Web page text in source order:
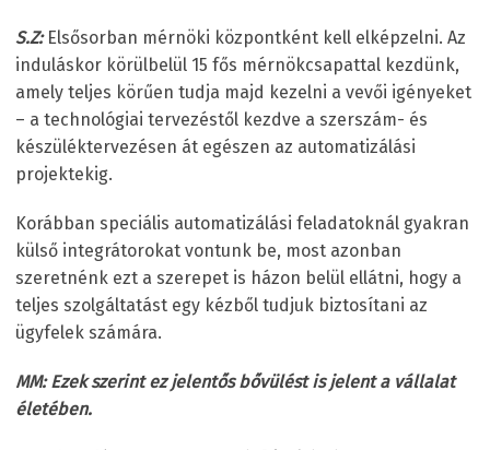
S.Z: Elsősorban mérnöki központként kell elképzelni. Az
induláskor körülbelül 15 fős mérnökcsapattal kezdünk,
amely teljes körűen tudja majd kezelni a vevői igényeket
– a technológiai tervezéstől kezdve a szerszám- és
készüléktervezésen át egészen az automatizálási
projektekig.
Korábban speciális automatizálási feladatoknál gyakran
külső integrátorokat vontunk be, most azonban
szeretnénk ezt a szerepet is házon belül ellátni, hogy a
teljes szolgáltatást egy kézből tudjuk biztosítani az
ügyfelek számára.
MM: Ezek szerint ez jelentős bővülést is jelent a vállalat
életében.